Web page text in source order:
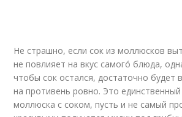
Не страшно, если сок из моллюсков
не повлияет на вкус самого́ блюда,
чтобы сок остался, достаточно будет
на противень ровно. Это
моллюска с соком, пусть и не самый